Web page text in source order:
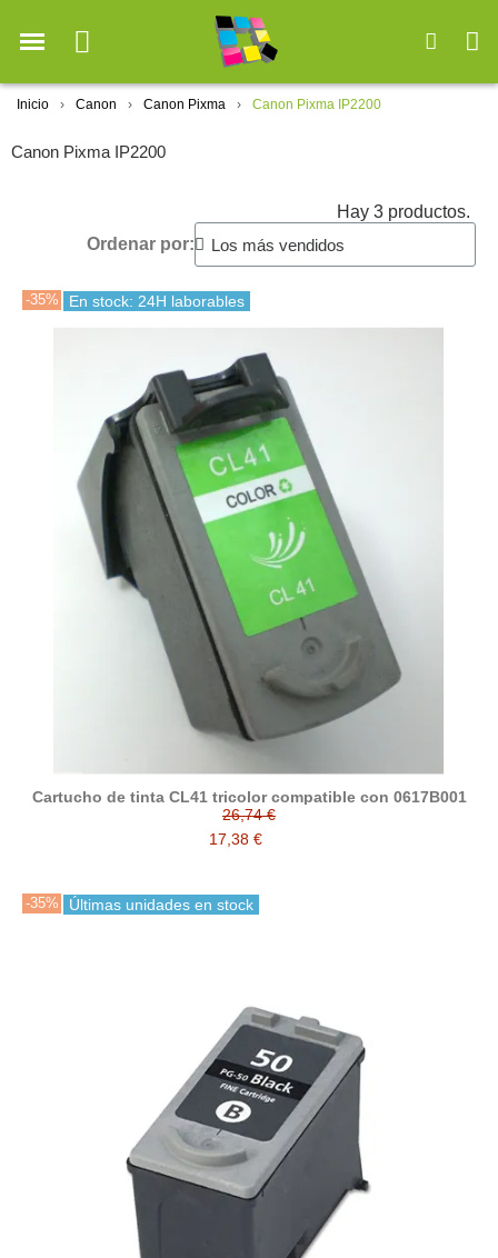
Inicio Canon Canon Pixma Canon Pixma IP2200
Canon Pixma IP2200
Hay 3 productos.
Ordenar por:
-35% En stock: 24H laborables
Cartucho de tinta CL41 tricolor compatible con 0617B001
26,74 €
17,38 €
-35% Últimas unidades en stock